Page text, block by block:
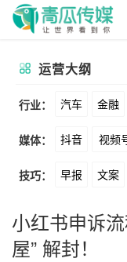
运营大纲
行业： 汽车 金融
动漫 美妆
酒旅 母婴
广告 元宇
媒体： 抖音 视频
公众号 B站
Soul 360
美图
技巧： 早报 文案
卖货 脚本
涨粉
小红书申诉
屋” 解封！